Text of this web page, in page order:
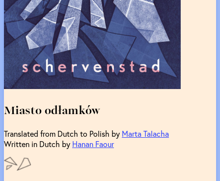
Miasto odłamków
Translated from Dutch to Polish by Marta Talacha
Written in Dutch by Hanan Faour